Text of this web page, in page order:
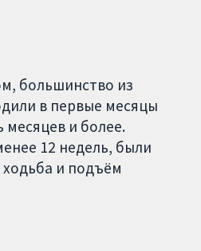
большинство из
в первые месяцы
месяцев и более.
12 недель, были
и подъём